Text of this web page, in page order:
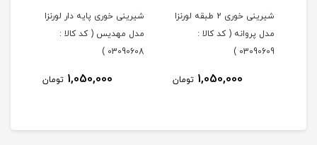
شیرینی خوری 2 طبقه لورنزا
مدل پروانه ( کد کالا :
03090609 )
1,050,000 تومان
شیرینی خوری پایه دار لورنزا
مدل مهدیس ( کد کالا :
03090608 )
1,050,000 تومان